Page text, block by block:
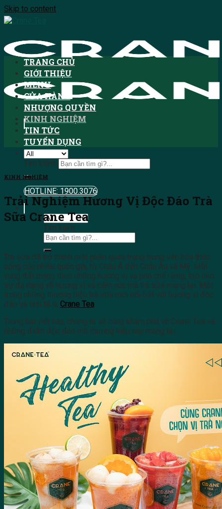
Skip to content
Tìm kiếm:
HOTLINE: 1900.3076
Tìm kiếm:
TRANG CHỦ
GIỚI THIỆU
MENU
CỬA HÀNG
NHƯỢNG QUYỀN
KINH NGHIỆM
TIN TỨC
TUYỂN DỤNG
KINH NGHIỆM
Trải Nghiệm Hương Vị Độc Đáo Trà
Sữa Crane Tea
Trà sữa đã trở thành một phần quan trọng trong văn hóa thức
uống của nhiều quốc gia, từ Châu Á đến Châu Âu và Mỹ. Mỗi
vùng đất mang theo những hương vị và pha chế riêng, tạo nên
sự đa dạng về hương vị và cảm xúc mà trà sữa mang lại. Một
trong những thương hiệu trà sữa mới nổi bật với hương vị độc
đáo và tinh tế là Crane Tea.
Trong bài viết này, chúng ta sẽ cùng khám phá về Crane Tea và
những điểm độc đáo mà thương hiệu này mang lại.